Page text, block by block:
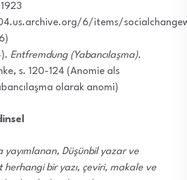
6/items/
Entfremdung (Yabancılaşma).
s. 120-124 (Anomie als
olarak anomi)
yayımlanan, Düşünbil yazar ve
herhangi bir yazı, çeviri, makale ve